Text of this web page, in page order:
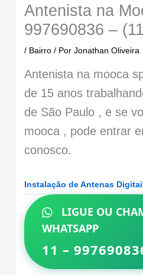
Antenista na
997690836 –
/ Bairro / PorJonathan Oliveira
Antenista na mooca
de 15 anos
de São Paulo , e se
mooca , pode entrar
conosco.
Instalação de Antenas
LIGUE OU
WHATSAPP
11 –